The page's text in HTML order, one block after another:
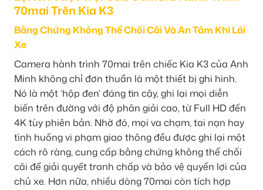
70mai Trên Kia K3
Bằng Chứng Không Thể Chối Cãi Và An Tâm Khi Lái
Xe
Camera hành trình 70mai trên chiếc Kia K3 của Anh
Minh không chỉ đơn thuần là một thiết bị ghi hình.
Nó là một ‘hộp đen’ đáng tin cậy, ghi lại mọi diễn
biến trên đường với độ phân giải cao, từ Full HD đến
4K tùy phiên bản. Nhờ đó, mọi va chạm, tai nạn hay
tình huống vi phạm giao thông đều được ghi lại một
cách rõ ràng, cung cấp bằng chứng không thể chối
cãi để giải quyết tranh chấp và bảo vệ quyền lợi của
chủ xe. Hơn nữa, nhiều dòng 70mai còn tích hợp